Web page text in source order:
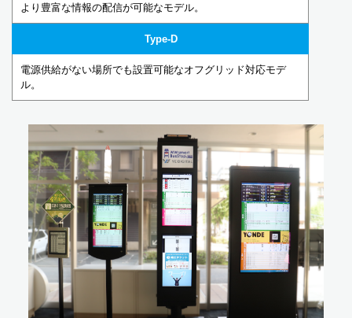
より豊富な情報の配信が可能なモデル。
Type-D
電源供給がない場所でも設置可能なオフグリッド対応モデ
ル。